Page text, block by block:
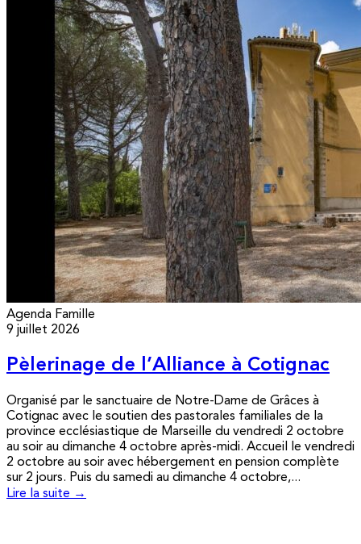
Agenda Famille
9 juillet 2026
Pèlerinage de l’Alliance à Cotignac
Organisé par le sanctuaire de Notre-Dame de Grâces à
Cotignac avec le soutien des pastorales familiales de la
province ecclésiastique de Marseille du vendredi 2 octobre
au soir au dimanche 4 octobre après-midi. Accueil le vendredi
2 octobre au soir avec hébergement en pension complète
sur 2 jours. Puis du samedi au dimanche 4 octobre,...
Lire la suite →